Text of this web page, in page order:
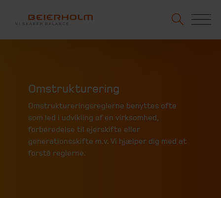
Omstrukturering
Omstruktureringsreglerne benyttes ofte
som led i udvikling af en virksomhed,
forberedelse til ejerskifte eller
generationsskifte m.v. Vi hjælper dig med at
forstå reglerne.